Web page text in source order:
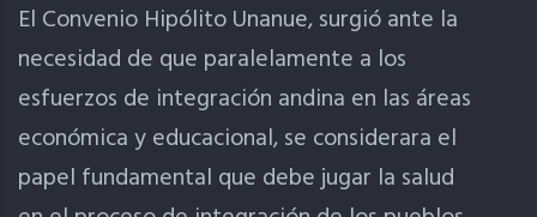
El Convenio Hipólito Unanue, surgió ante la
necesidad de que paralelamente a los
esfuerzos de integración andina en las áreas
económica y educacional, se considerara el
papel fundamental que debe jugar la salud